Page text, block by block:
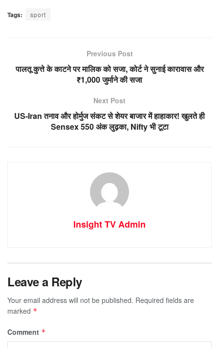
Tags: sport
Previous Post
पालतू कुत्ते के काटने पर मालिक को सजा, कोर्ट ने सुनाई कारावास और
₹1,000 जुर्माने की सजा
Next Post
US-Iran तनाव और होर्मुज संकट से शेयर बाजार में हाहाकार! खुलते ही
Sensex 550 अंक लुढ़का, Nifty भी टूटा
Insight TV Admin
Leave a Reply
Your email address will not be published. Required fields are
marked *
Comment *